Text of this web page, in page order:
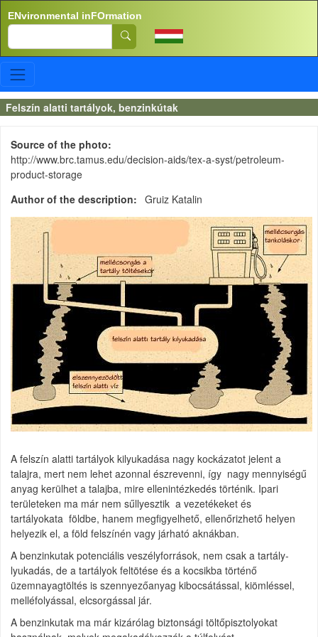
ENvironmental inFOrmation
Search
Felszín alatti tartályok, benzinkútak
Source of the photo
http://www.brc.tamus.edu/decision-aids/tex-a-syst/petroleum-
product-storage
Author of the description
Gruiz Katalin
A felszín alatti tartályok kilyukadása nagy kockázatot jelent a
talajra, mert nem lehet azonnal észrevenni, így nagy mennyiségű
anyag kerülhet a talajba, mire ellenintézkedés történik. Ipari
területeken ma már nem sűllyesztik a vezetékeket és
tartályokata földbe, hanem megfigyelhető, ellenőrizhető helyen
helyezik el, a föld felszínén vagy járható aknákban.
A benzinkutak potenciális veszélyforrások, nem csak a tartály-
lyukadás, de a tartályok feltötése és a kocsikba történő
üzemnayagtöltés is szennyezőanyag kibocsátással, kiömléssel,
melléfolyással, elcsorgással jár.
A benzinkutak ma már kizárólag biztonsági töltőpisztolyokat